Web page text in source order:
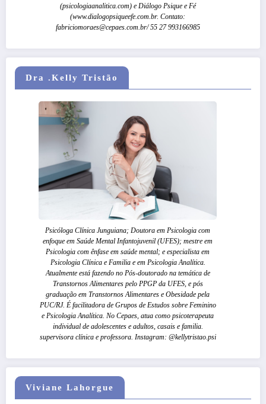
(psicologiaanalitica.com) e Diálogo Psique e Fé
(www.dialogopsiqueefe.com.br. Contato:
fabriciomoraes@cepaes.com.br/ 55 27 993166985
Dra .Kelly Tristão
Psicóloga Clínica Junguiana; Doutora em Psicologia com
enfoque em Saúde Mental Infantojuvenil (UFES); mestre em
Psicologia com ênfase em saúde mental; e especialista em
Psicologia Clínica e Familia e em Psicologia Analítica.
Atualmente está fazendo no Pós-doutorado na temática de
Transtornos Alimentares pelo PPGP da UFES, e pós
graduação em Transtornos Alimentares e Obesidade pela
PUC/RJ. É facilitadora de Grupos de Estudos sobre Feminino
e Psicologia Analítica. No Cepaes, atua como psicoterapeuta
individual de adolescentes e adultos, casais e familia.
supervisora clínica e professora. Instagram: @kellytristao.psi
Viviane Lahorgue